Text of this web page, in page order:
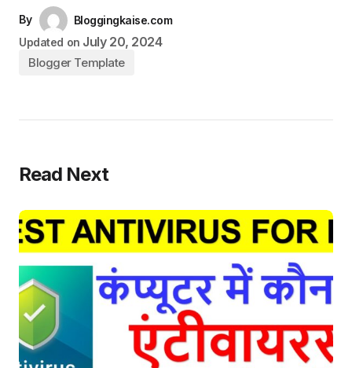
By
Bloggingkaise.com
Updated on July 20, 2024
Blogger Template
Read Next